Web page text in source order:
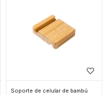
Soporte de celular de bambú